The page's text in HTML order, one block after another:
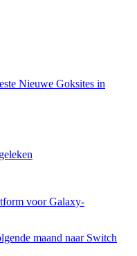
Nieuwe Goksites in
voor Galaxy-
maand naar Switch